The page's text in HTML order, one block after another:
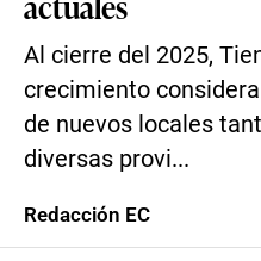
Al cierre del 2025,
crecimiento
de nuevos locales
diversas provi...
Redacción EC